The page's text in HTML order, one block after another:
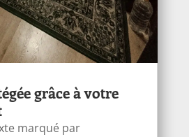
grâce à votre
marqué par